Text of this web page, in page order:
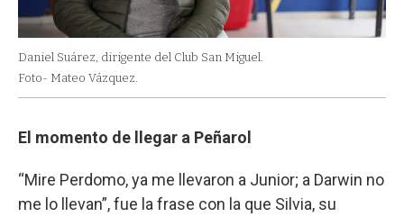
Daniel Suárez, dirigente del Club San Miguel.
Foto- Mateo Vázquez.
El momento de llegar a Peñarol
“Mire Perdomo, ya me llevaron a Junior; a Darwin no
me lo llevan”, fue la frase con la que Silvia, su